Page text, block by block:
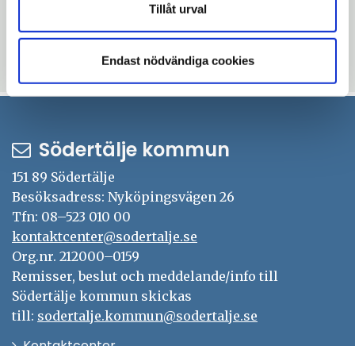
Tillåt urval
Endast nödvändiga cookies
Uppdaterad: 2026-06-10
Södertälje kommun
151 89 Södertälje
Besöksadress: Nyköpingsvägen 26
Tfn: 08–523 010 00
kontaktcenter@sodertalje.se
Org.nr. 212000–0159
Remisser, beslut och meddelande/info till
Södertälje kommun skickas
till: sodertalje.kommun@sodertalje.se